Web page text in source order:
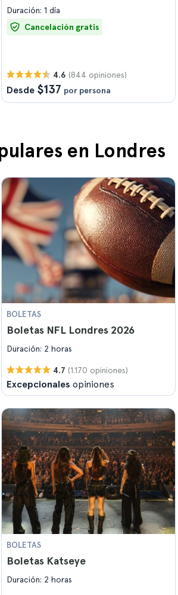
Churchill
Duración: 1 día
Cancelación gratis
4.6 (844 opiniones)
Desde $137 por persona
en Londres
BOLETAS
Boletas NFL Londres 2026
Duración: 2 horas
4.7 (1.170 opiniones)
Excepcionales opiniones
BOLETAS
Boletas Katseye
Duración: 2 horas